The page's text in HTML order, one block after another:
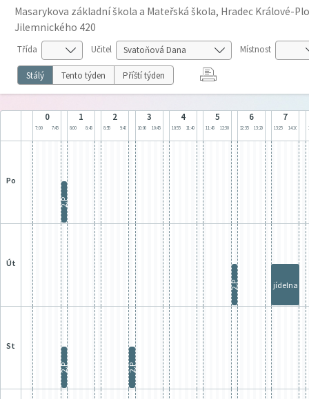
Masarykova základní škola a Mateřská škola, Hradec Králové-
Jilemnického 420
Třída Učitel Místnost
Stálý Tento týden Příští týden
0
7:00 7:45
1
8:00 8:45
2
8:55 9:40
3
10:00 10:45
4
10:55 11:40
5
11:45 12:30
6
12:35 13:20
7
13:25 14:10
po
2.P
út
2.P jídelna
st
2.P 2.P